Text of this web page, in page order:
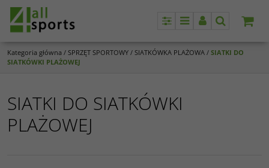
PanelMenuPanelSzukaj
Kategoria główna / SPRZĘT SPORTOWY / SIATKÓWKA PLAŻOWA / SIATKI DO
SIATKÓWKI PLAŻOWEJ
SIATKI DO SIATKÓWKI
PLAŻOWEJ